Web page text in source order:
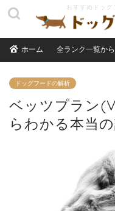
ホーム 全ランク一覧か
N
ドッグフードの解析
ベッツプラン
らわかる本当